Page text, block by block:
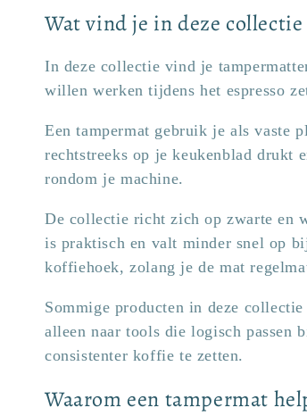
Wat vind je in deze
In deze collectie vind je
willen werken tijdens het espresso
Een tampermat gebruik je als vaste
rechtstreeks op je keukenblad drukt
rondom je machine.
De collectie richt zich op zwarte en
is praktisch en valt minder snel op
koffiehoek, zolang je de mat
Sommige producten in deze
alleen naar tools die logisch passen
consistenter koffie te zetten.
Waarom een tampermat